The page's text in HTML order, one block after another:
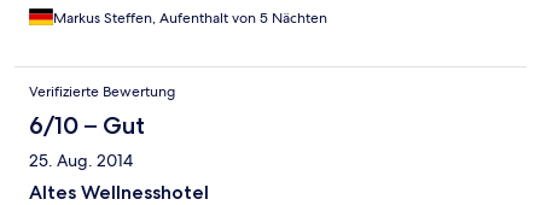
Markus Steffen, Aufenthalt von 5 Nächten
Verifizierte Bewertung
6/10 – Gut
25. Aug. 2014
Altes Wellnesshotel